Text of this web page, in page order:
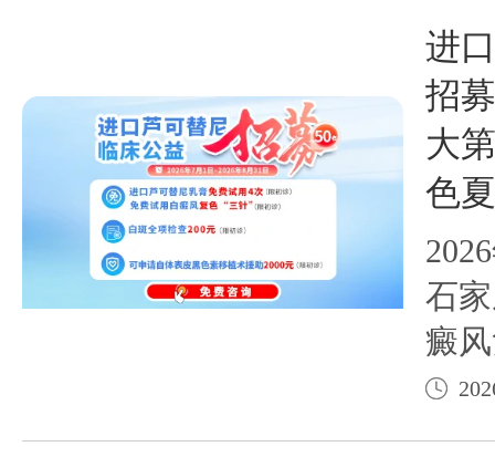
博
研
世
进
招
大
色
石
癜
放
动